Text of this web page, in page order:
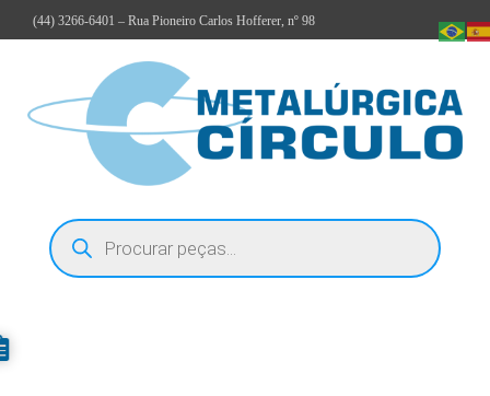
(44) 3266-6401 – Rua Pioneiro Carlos Hofferer, nº 98